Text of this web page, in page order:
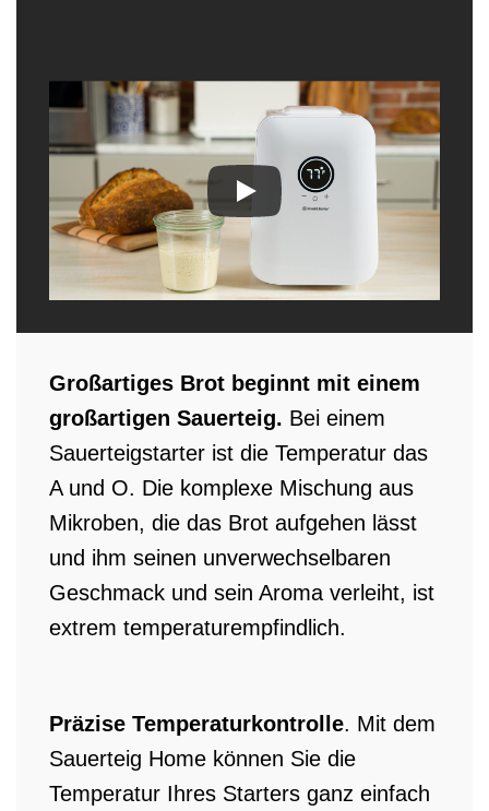
Großartiges Brot beginnt mit einem
großartigen Sauerteig. Bei einem
Sauerteigstarter ist die Temperatur das
A und O. Die komplexe Mischung aus
Mikroben, die das Brot aufgehen lässt
und ihm seinen unverwechselbaren
Geschmack und sein Aroma verleiht, ist
extrem temperaturempfindlich.
Präzise Temperaturkontrolle. Mit dem
Sauerteig Home können Sie die
Temperatur Ihres Starters ganz einfach